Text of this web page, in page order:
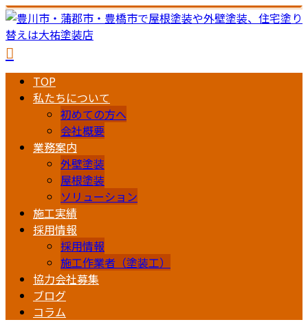
TOP
私たちについて
初めての方へ
会社概要
業務案内
外壁塗装
屋根塗装
ソリューション
施工実績
採用情報
採用情報
施工作業者（塗装工）
協力会社募集
ブログ
コラム